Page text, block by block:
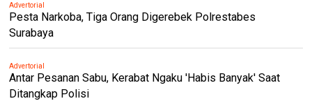
Advertorial
Pesta Narkoba, Tiga Orang Digerebek Polrestabes
Surabaya
Advertorial
Antar Pesanan Sabu, Kerabat Ngaku 'Habis Banyak' Saat
Ditangkap Polisi